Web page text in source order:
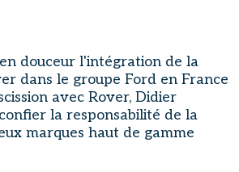
douceur l'intégration de la
dans le groupe Ford en France
avec Rover, Didier
la responsabilité de la
marques haut de gamme